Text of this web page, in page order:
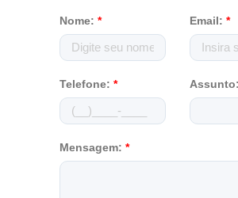
Nome: * Email: *
Telefone: * Assunto:
Mensagem: *